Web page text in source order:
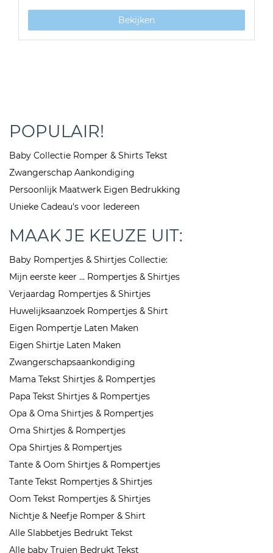
Bekijken
POPULAIR!
Baby Collectie Romper & Shirts Tekst
Zwangerschap Aankondiging
Persoonlijk Maatwerk Eigen Bedrukking
Unieke Cadeau's voor Iedereen
MAAK JE KEUZE UIT:
Baby Rompertjes & Shirtjes Collectie:
Mijn eerste keer ... Rompertjes & Shirtjes
Verjaardag Rompertjes & Shirtjes
Huwelijksaanzoek Rompertjes & Shirt
Eigen Rompertje Laten Maken
Eigen Shirtje Laten Maken
Zwangerschapsaankondiging
Mama Tekst Shirtjes & Rompertjes
Papa Tekst Shirtjes & Rompertjes
Opa & Oma Shirtjes & Rompertjes
Oma Shirtjes & Rompertjes
Opa Shirtjes & Rompertjes
Tante & Oom Shirtjes & Rompertjes
Tante Tekst Rompertjes & Shirtjes
Oom Tekst Rompertjes & Shirtjes
Nichtje & Neefje Romper & Shirt
Alle Slabbetjes Bedrukt Tekst
Alle baby Truien Bedrukt Tekst